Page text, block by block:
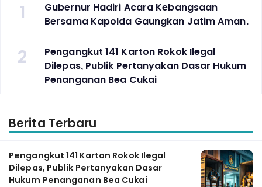
1
Gubernur Hadiri Acara Kebangsaan
Bersama Kapolda Gaungkan Jatim Aman.
2
Pengangkut 141 Karton Rokok Ilegal
Dilepas, Publik Pertanyakan Dasar Hukum
Penanganan Bea Cukai
Berita Terbaru
Pengangkut 141 Karton Rokok Ilegal
Dilepas, Publik Pertanyakan Dasar
Hukum Penanganan Bea Cukai